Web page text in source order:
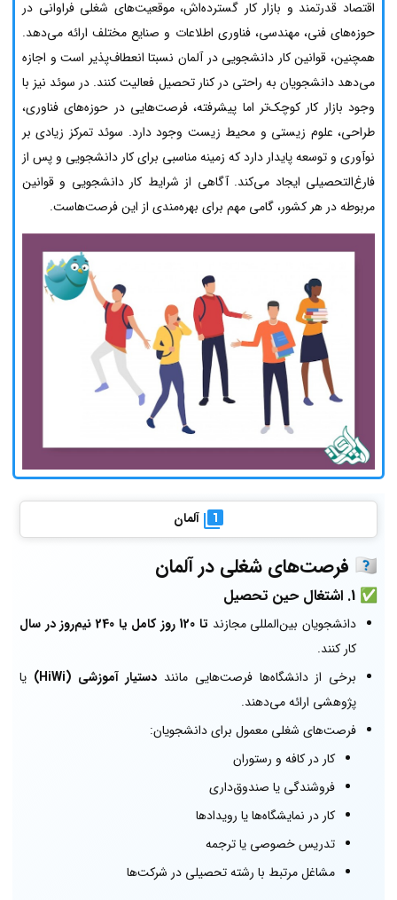
اقتصاد قدرتمند و بازار کار گسترده‌اش، موقعیت‌های شغلی فراوانی در
حوزه‌های فنی، مهندسی، فناوری اطلاعات و صنایع مختلف ارائه می‌دهد.
همچنین، قوانین کار دانشجویی در آلمان نسبتا انعطاف‌پذیر است و اجازه
می‌دهد دانشجویان به راحتی در کنار تحصیل فعالیت کنند. در سوئد نیز با
وجود بازار کار کوچک‌تر اما پیشرفته، فرصت‌هایی در حوزه‌های فناوری،
طراحی، علوم زیستی و محیط زیست وجود دارد. سوئد تمرکز زیادی بر
نوآوری و توسعه پایدار دارد که زمینه مناسبی برای کار دانشجویی و پس از
فارغ‌التحصیلی ایجاد می‌کند. آگاهی از شرایط کار دانشجویی و قوانین
مربوطه در هر کشور، گامی مهم برای بهره‌مندی از این فرصت‌هاست.
آلمان
🇩🇪 فرصت‌های شغلی در آلمان
✅ 1. اشتغال حین تحصیل
دانشجویان بین‌المللی مجازند تا 120 روز کامل یا 240 نیم‌روز در سال
کار کنند.
برخی از دانشگاه‌ها فرصت‌هایی مانند دستیار آموزشی (HiWi)
یا
پژوهشی ارائه می‌دهند.
فرصت‌های شغلی معمول برای دانشجویان:
کار در کافه و رستوران
فروشندگی یا صندوق‌داری
کار در نمایشگاه‌ها یا رویدادها
تدریس خصوصی یا ترجمه
مشاغل مرتبط با رشته تحصیلی در شرکت‌ها